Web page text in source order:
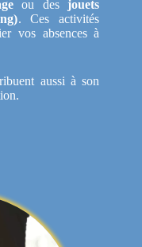
ou desjouets
. Ces activités
vos absences à
aussi à son